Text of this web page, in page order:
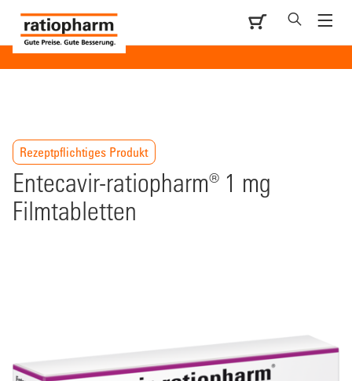
Rezeptpflichtiges Produkt
Entecavir-ratiopharm® 1 mg
Filmtabletten